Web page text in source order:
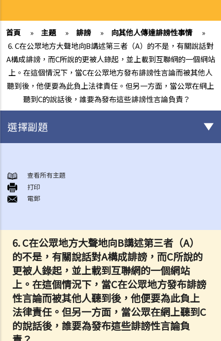
首頁 » 主題 » 誹謗 » 向其他人傳達誹謗性事情
»
6. C在公眾地方大聲地向B講述第三者（A）的不是，有關說話對
A構成誹謗，而C所說的更被人錄起，並上載到互聯網的一個網站
上。在這個情況下，當C在公眾地方發布誹謗性言論而被其他人
聽到後，他便要為此負上法律責任。但另一方面，當公眾在網上
聽到C的說話後，誰要為發布這些誹謗性言論負責？
6. C在公眾地方大聲地向B講述第三者（A）
的不是，有關說話對A構成誹謗，而C所說的
更被人錄起，並上載到互聯網的一個網站
上。在這個情況下，當C在公眾地方發布誹謗
性言論而被其他人聽到後，他便要為此負上
法律責任。但另一方面，當公眾在網上聽到C
的說話後，誰要為發布這些誹謗性言論負
選擇副題
1. 口頭說出的誹謗事情，是否通常會被視為「短暫形式誹謗」？為甚麼
我們需要區分「永久形式誹謗」和「短暫形式誹謗」？
2. 在香港，甚麼法庭會審理誹謗案件？這些案件是由法官還是由陪審團
3. 如果我是誹謗案中的原告人或被告人，但我無錢聘請律師，我可以得
到政府的免費法律援助嗎？
「誹謗性」的意思
1. 如果我寫了或講過一個人的負面事情，但其實我無意詆毁他，我是否
仍然要就誹謗負上法律責任？
2. 由於不同的人對同一字句可能有不同的詮釋、不同的接受程度或不同
的敏感度，我應該用甚麼準則去決定字句是否含有誹謗意思？發布字句
的來龍去脈、環境或地點，會影響到決定嗎？
3. 受爭議的字句刊登在一篇文章內，而該文章只有部分內容可能會構成
查看所有主題
打印
電郵